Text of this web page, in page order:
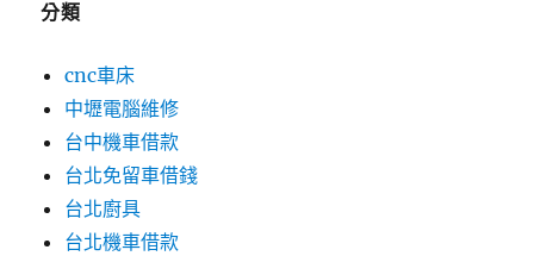
分類
cnc車床
中壢電腦維修
台中機車借款
台北免留車借錢
台北廚具
台北機車借款